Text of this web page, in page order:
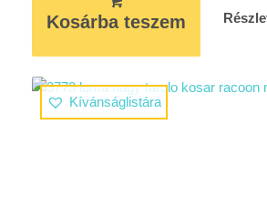
Kosárba teszem
Kívánságlistára